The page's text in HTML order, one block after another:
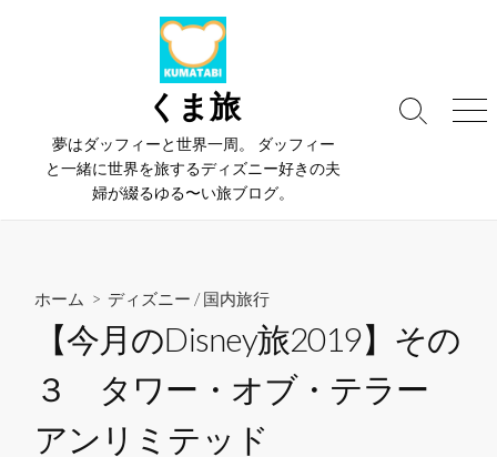
くま旅
夢はダッフィーと世界一周。 ダッフィー
と一緒に世界を旅するディズニー好きの夫
婦が綴るゆる〜い旅ブログ。
検
メ
ホーム > ディズニー /国内旅行
【今月のDisney旅2019】その
３ タワー・オブ・テラー
アンリミテッド